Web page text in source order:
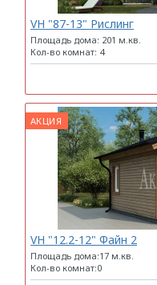
VH "87-13" Рислинг
Площадь дома: 201 м.кв.
Кол-во комнат: 4
АКЦИЯ
VH "12.2-12" Файн 2
Площадь дома:17 м.кв.
Кол-во комнат:0